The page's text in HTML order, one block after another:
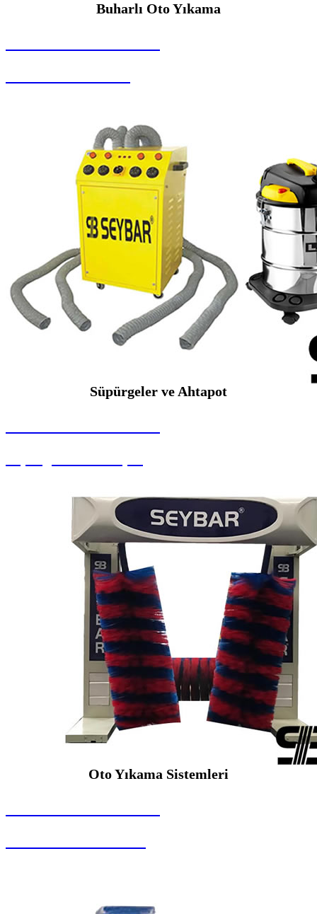
Buharlı Oto Yıkama
Süpürgeler ve Ahtapot
Oto Yıkama Sistemleri